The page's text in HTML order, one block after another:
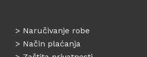
> Naručivanje robe
> Način plaćanja